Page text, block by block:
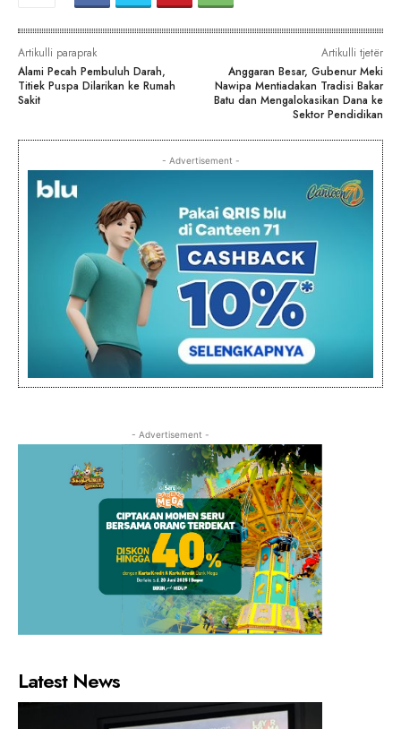
Artikulli paraprak
Alami Pecah Pembuluh Darah,
Titiek Puspa Dilarikan ke Rumah
Sakit
Artikulli tjetër
Anggaran Besar, Gubenur Meki
Nawipa Mentiadakan Tradisi Bakar
Batu dan Mengalokasikan Dana ke
Sektor Pendidikan
- Advertisement -
- Advertisement -
Latest News